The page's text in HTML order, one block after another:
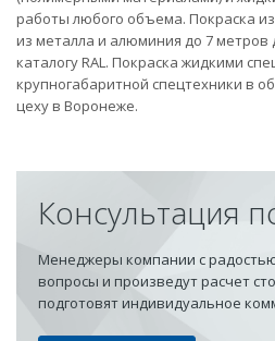
работы любого объема. Покраска
из металла и алюминия до 7 метров
каталогу RAL. Покраска жидкими
крупногабаритной спецтехники в
цеху в Воронеже.
Консультация
Менеджеры компании с
вопросы и произведут расчет
подготовят индивидуальное